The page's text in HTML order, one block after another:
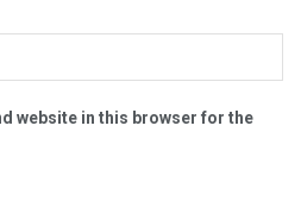
website in this browser for the